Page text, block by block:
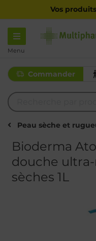
Vos
Menu
Commander
Peau sèche et
Bioderma
douche
sèches 1L